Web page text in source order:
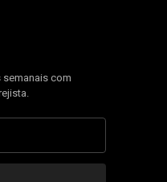
com